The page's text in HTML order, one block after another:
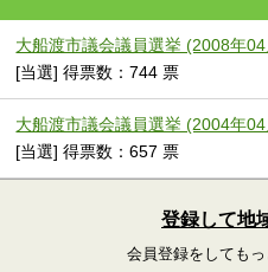
大船渡市議会議員選挙 (2008年
[当選] 得票数：744 票
大船渡市議会議員選挙 (2004年
[当選] 得票数：657 票
登録して地
会員登録をしてもっ